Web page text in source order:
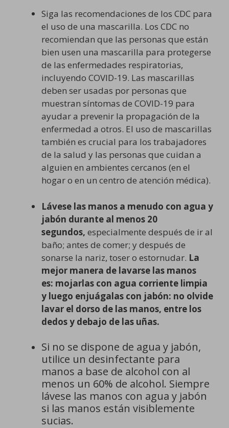
Siga las recomendaciones de los CDC para
el uso de una mascarilla. Los CDC no
recomiendan que las personas que están
bien usen una mascarilla para protegerse
de las enfermedades respiratorias,
incluyendo COVID-19. Las mascarillas
deben ser usadas por personas que
muestran síntomas de COVID-19 para
ayudar a prevenir la propagación de la
enfermedad a otros. El uso de mascarillas
también es crucial para los trabajadores
de la salud y las personas que cuidan a
alguien en ambientes cercanos (en el
hogar o en un centro de atención médica).
Lávese las manos a menudo con agua y
jabón durante al menos 20
segundos, especialmente después de ir al
baño; antes de comer; y después de
sonarse la nariz, toser o estornudar. La
mejor manera de lavarse las manos
es: mojarlas con agua corriente limpia
y luego enjuágalas con jabón: no olvide
lavar el dorso de las manos, entre los
dedos y debajo de las uñas.
Si no se dispone de agua y jabón,
utilice un desinfectante para
manos a base de alcohol con al
menos un 60% de alcohol. Siempre
lávese las manos con agua y jabón
si las manos están visiblemente
sucias.